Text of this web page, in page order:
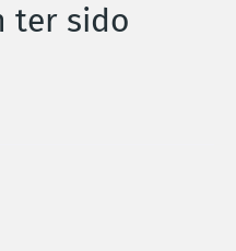
ter sido